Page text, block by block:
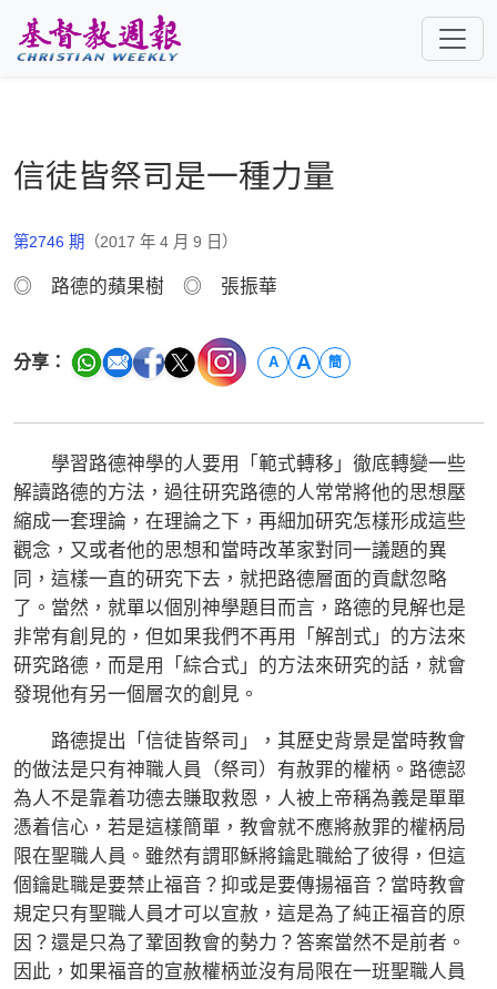
信徒皆祭司是一種力量
第2746 期 （2017 年 4 月 9 日）
◎ 路德的蘋果樹 ◎ 張振華
分享： A A 簡
學習路德神學的人要用「範式轉移」徹底轉變一些
解讀路德的方法，過往研究路德的人常常將他的思想壓
縮成一套理論，在理論之下，再細加研究怎樣形成這些
觀念，又或者他的思想和當時改革家對同一議題的異
同，這樣一直的研究下去，就把路德層面的貢獻忽略
了。當然，就單以個別神學題目而言，路德的見解也是
非常有創見的，但如果我們不再用「解剖式」的方法來
研究路德，而是用「綜合式」的方法來研究的話，就會
發現他有另一個層次的創見。
路德提出「信徒皆祭司」，其歷史背景是當時教會
的做法是只有神職人員（祭司）有赦罪的權柄。路德認
為人不是靠着功德去賺取救恩，人被上帝稱為義是單單
憑着信心，若是這樣簡單，教會就不應將赦罪的權柄局
限在聖職人員。雖然有謂耶穌將鑰匙職給了彼得，但這
個鑰匙職是要禁止福音？抑或是要傳揚福音？當時教會
規定只有聖職人員才可以宣赦，這是為了純正福音的原
因？還是只為了鞏固教會的勢力？答案當然不是前者。
因此，如果福音的宣赦權柄並沒有局限在一班聖職人員